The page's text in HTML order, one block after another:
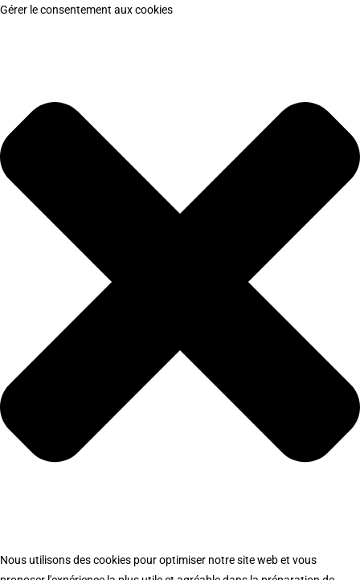
Gérer le consentement aux cookies
Nous utilisons des cookies pour optimiser notre site web et vous